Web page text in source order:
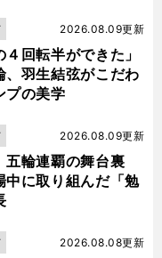
４回転半ができた」
、羽生結弦がこだわ
プの美学
2026.08.09更新
五輪連覇の舞台裏
中に取り組んだ「勉
2026.08.09更新
2026.08.08更新